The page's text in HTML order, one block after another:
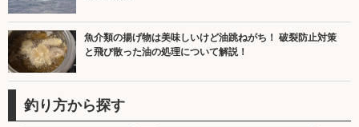
魚介類の揚げ物は美味しいけど油跳ねがち！ 破裂防止対策
と飛び散った油の処理について解説！
釣り方から探す